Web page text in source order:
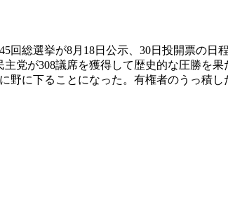
総選挙が8月18日公示、30日投開票の日
党が308議席を獲得して歴史的な圧勝を
に下ることになった。有権者のうっ積